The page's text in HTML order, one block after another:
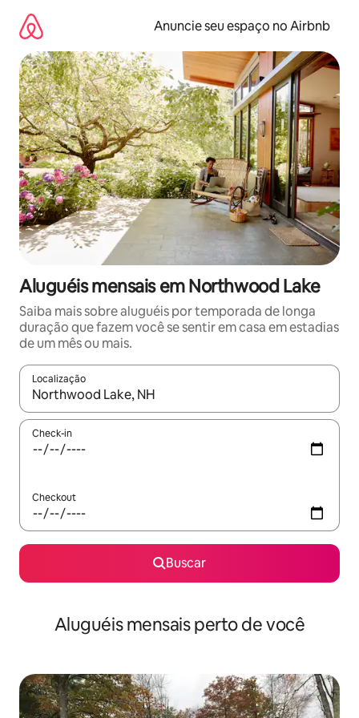
para
conteúdo
Anuncie seu espaço no Airbnb
Aluguéis mensais em Northwood Lake
Saiba mais sobre aluguéis por temporada de longa
duração que fazem você se sentir em casa em estadias
de um mês ou mais.
Localização
Quando os resultados estiverem disponíveis, explore-os
Check-in
Checkout
Buscar
Aluguéis mensais perto de você